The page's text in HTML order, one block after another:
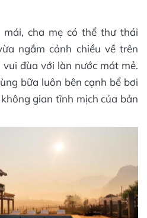
cha mẹ có thể thư thái
ngắm cảnh chiều về trên
đùa với làn nước mát mẻ.
bữa luôn bên cạnh bể bơi
gian tĩnh mịch của bản